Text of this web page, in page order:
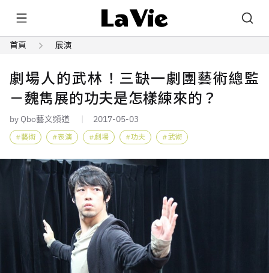
首頁 展演
劇場人的武林！三缺一劇團藝術總監
－魏雋展的功夫是怎樣練來的？
by Qbo藝文頻道 2017-05-03
藝術 表演 劇場 功夫 武術